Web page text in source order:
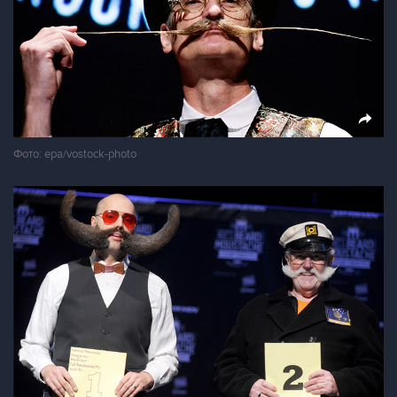
Фото: epa/vostock-photo